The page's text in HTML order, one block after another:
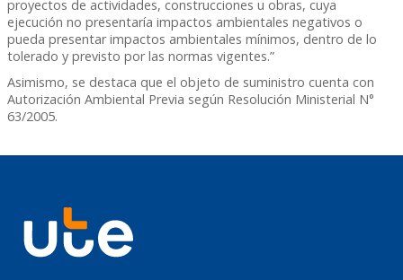
proyectos de actividades, construcciones u obras, cuya
ejecución no presentaría impactos ambientales negativos o
pueda presentar impactos ambientales mínimos, dentro de lo
tolerado y previsto por las normas vigentes.”
Asimismo, se destaca que el objeto de suministro cuenta con
Autorización Ambiental Previa según Resolución Ministerial N°
63/2005.